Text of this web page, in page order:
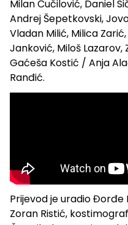
Milan Čučilović, Daniel
Andrej Šepetkovski,
Vladan Milić, Milica
Janković, Miloš
Gaćeša Kostić / Anja
Ranđić.
Prijevod je uradio
Zoran Ristić,